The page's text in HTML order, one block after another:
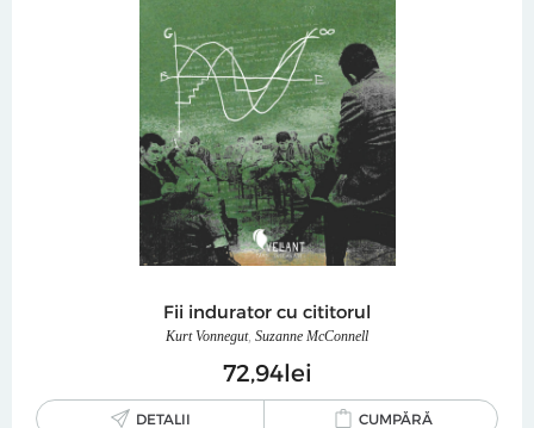
Fii indurator cu cititorul
Kurt Vonnegut, Suzanne McConnell
7294lei
DETALII CUMPĂRĂ